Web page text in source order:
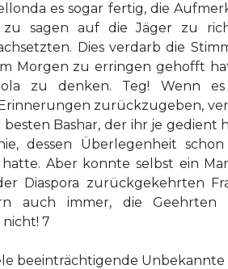
es sogar fertig, die
sagen auf die Jäger zu
Dies verdarb die
Morgen zu erringen gehofft
zu denken. Teg! Wenn
zurückzugeben,
Bashar, der ihr je gedient
dessen Überlegenheit
Aber konnte selbst ein
Diaspora zurückgekehrten
auch immer, die
7
beeinträchtigende